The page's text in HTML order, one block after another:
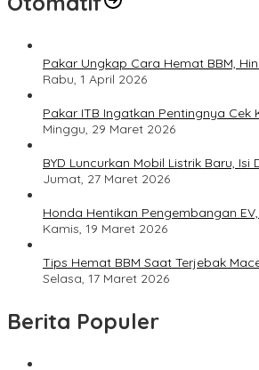
Pakar Ungkap Cara Hemat BBM,
Rabu, 1 April 2026
Pakar ITB Ingatkan Pentingnya
Minggu, 29 Maret 2026
BYD Luncurkan Mobil Listrik Baru,
Jumat, 27 Maret 2026
Honda Hentikan Pengembangan
Kamis, 19 Maret 2026
Tips Hemat BBM Saat Terjebak
Selasa, 17 Maret 2026
Berita Populer